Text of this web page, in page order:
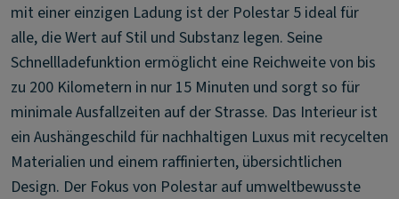
mit einer einzigen Ladung ist der Polestar 5 ideal für
alle, die Wert auf Stil und Substanz legen. Seine
Schnellladefunktion ermöglicht eine Reichweite von bis
zu 200 Kilometern in nur 15 Minuten und sorgt so für
minimale Ausfallzeiten auf der Strasse. Das Interieur ist
ein Aushängeschild für nachhaltigen Luxus mit recycelten
Materialien und einem raffinierten, übersichtlichen
Design. Der Fokus von Polestar auf umweltbewusste